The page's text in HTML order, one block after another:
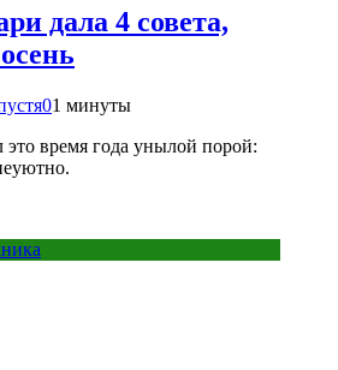
дала 4 совета,
01 минуты
это время года унылой порой: